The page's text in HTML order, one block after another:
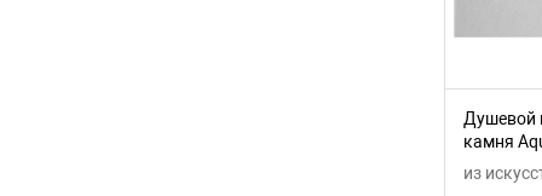
Душевой
камня
из